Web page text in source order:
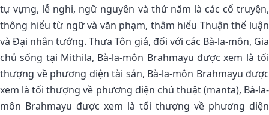
tự vựng, lễ nghi, ngữ nguyên và thứ năm là các cổ truyện,
thông hiểu từ ngữ và văn phạm, thâm hiểu Thuận thế luận
và Ðại nhân tướng. Thưa Tôn giả, đối với các Bà-la-môn, Gia
chủ sống tại Mithila, Bà-la-môn Brahmayu được xem là tối
thượng về phương diện tài sản, Bà-la-môn Brahmayu được
xem là tối thượng về phương diện chú thuật (manta), Bà-la-
môn Brahmayu được xem là tối thượng về phương diện